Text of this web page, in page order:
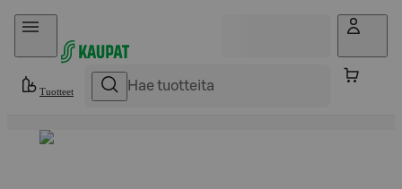
Hyppää sisältöön
Tuotteet